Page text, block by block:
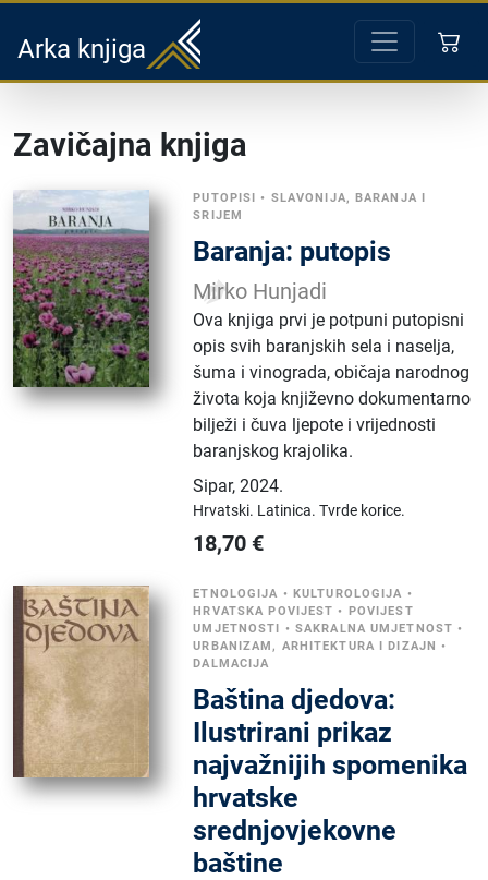
Arka knjiga
Zavičajna knjiga
PUTOPISI • SLAVONIJA, BARANJA I
SRIJEM
Baranja: putopis
Mirko Hunjadi
Ova knjiga prvi je potpuni putopisni
opis svih baranjskih sela i naselja,
šuma i vinograda, običaja narodnog
života koja književno dokumentarno
bilježi i čuva ljepote i vrijednosti
baranjskog krajolika.
Sipar,2024.
Hrvatski. Latinica.Tvrde korice.
18,70 €
ETNOLOGIJA • KULTUROLOGIJA •
HRVATSKA POVIJEST • POVIJEST
UMJETNOSTI • SAKRALNA UMJETNOST •
URBANIZAM, ARHITEKTURA I DIZAJN •
DALMACIJA
Baština djedova:
Ilustrirani prikaz
najvažnijih spomenika
hrvatske
srednjovjekovne
baštine